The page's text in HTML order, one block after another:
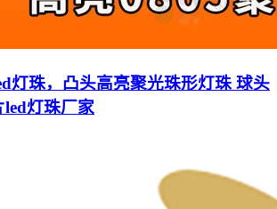
灯珠，凸头高亮聚光珠形灯珠 球头
灯珠厂家